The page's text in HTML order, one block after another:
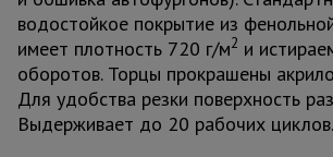
водостойкое покрытие из
имеет плотность 720 г/м2 и
оборотов. Торцы прокрашены
Для удобства резки поверхность
Выдерживает до 20 рабочих циклов.